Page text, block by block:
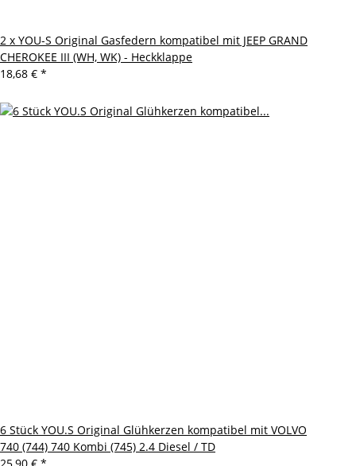
2 x YOU-S Original Gasfedern kompatibel mit JEEP GRAND
CHEROKEE III (WH, WK) - Heckklappe
18,68 € *
6 Stück YOU.S Original Glühkerzen kompatibel mit VOLVO
740 (744) 740 Kombi (745) 2.4 Diesel / TD